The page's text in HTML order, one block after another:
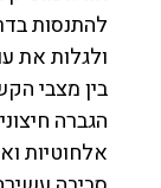
להתנסות
ולגלות את
בין מצבי
הגברה
אלחוטיות